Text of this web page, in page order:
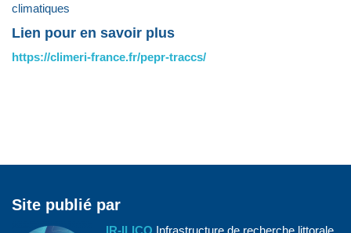
climatiques
Lien pour en savoir plus
https://climeri-france.fr/pepr-traccs/
Site publié par
IR-ILICO Infrastructure de recherche littorale